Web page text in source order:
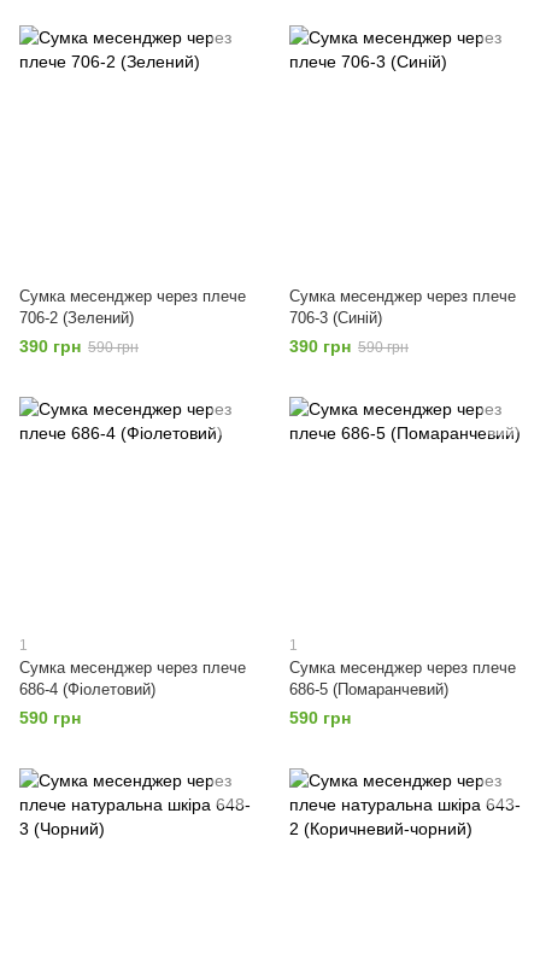
Сумка месенджер через плече
706-2 (Зелений)
390 грн 590 грн
Сумка месенджер через плече
706-3 (Синій)
390 грн 590 грн
1
Сумка месенджер через плече
686-4 (Фіолетовий)
590 грн
1
Сумка месенджер через плече
686-5 (Помаранчевий)
590 грн